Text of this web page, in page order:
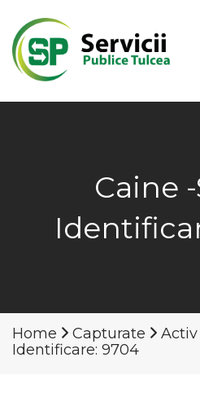
Caine
Home Capturate Activ
Identificare: 9704